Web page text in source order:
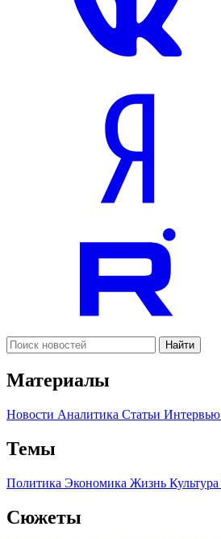
Найти
Материалы
Новости Аналитика Статьи Интервью
Темы
Политика Экономика Жизнь Культура
Сюжеты